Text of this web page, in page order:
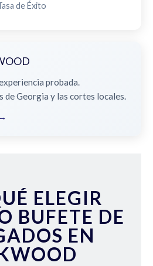
de Éxito
probada.
de Georgia y las cortes locales.
ELEGIR
BUFETE DE
EN